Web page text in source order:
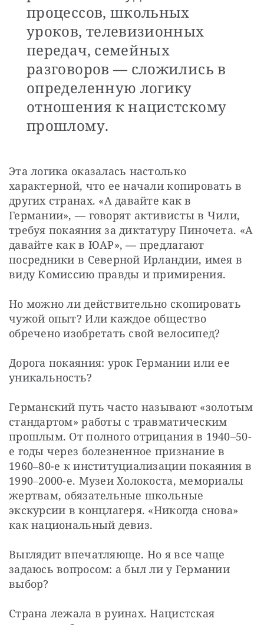
процессов, школьных
уроков, телевизионных
передач, семейных
разговоров — сложились в
определенную логику
отношения к нацистскому
прошлому.
Эта логика оказалась настолько
характерной, что ее начали копировать в
других странах. «А давайте как в
Германии», — говорят активисты в Чили,
требуя покаяния за диктатуру Пиночета. «А
давайте как в ЮАР», — предлагают
посредники в Северной Ирландии, имея в
виду Комиссию правды и примирения.
Но можно ли действительно скопировать
чужой опыт? Или каждое общество
обречено изобретать свой велосипед?
Дорога покаяния: урок Германии или ее
уникальность?
Германский путь часто называют «золотым
стандартом» работы с травматическим
прошлым. От полного отрицания в 1940‒50-
е годы через болезненное признание в
1960‒80-е к институциализации покаяния в
1990‒2000-е. Музеи Холокоста, мемориалы
жертвам, обязательные школьные
экскурсии в концлагеря. «Никогда снова»
как национальный девиз.
Выглядит впечатляюще. Но я все чаще
задаюсь вопросом: а был ли у Германии
выбор?
Страна лежала в руинах. Нацистская